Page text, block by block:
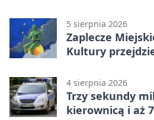
5 sierpnia 2026
Zaplecze
Kultury
4 sierpnia 2026
Trzy sekundy
kierownicą i aż